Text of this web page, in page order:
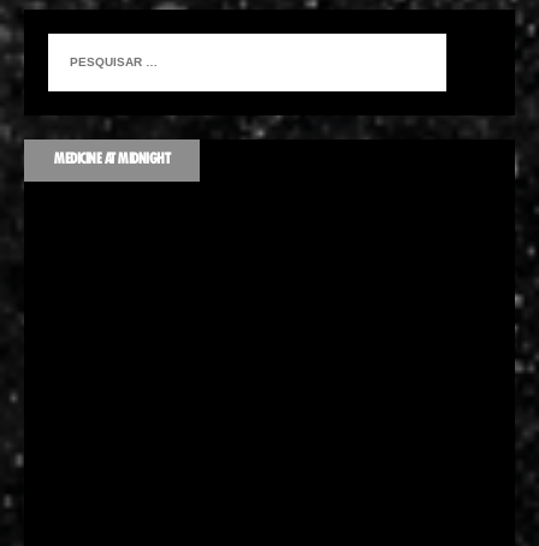
MEDICINE AT MIDNIGHT